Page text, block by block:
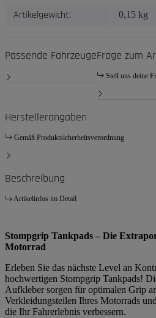
Artikelgewicht: 0,15 kg
Passende FahrzeugeFrage zum
Stell uns deine
Herstellerangaben
Gemäß Produktsicherheitsverordnung
Beschreibung
Artikelinfos im Detail
Stompgrip Tankpads – Die
Motorrad
Erleben Sie das nächste Level an
hochwertigen Stompgrip Tankpads!
Aufkleber sorgen für optimalen Grip
Verkleidungsteilen Ihres Motorrads
die Ihr Fahrerlebnis verbessern.